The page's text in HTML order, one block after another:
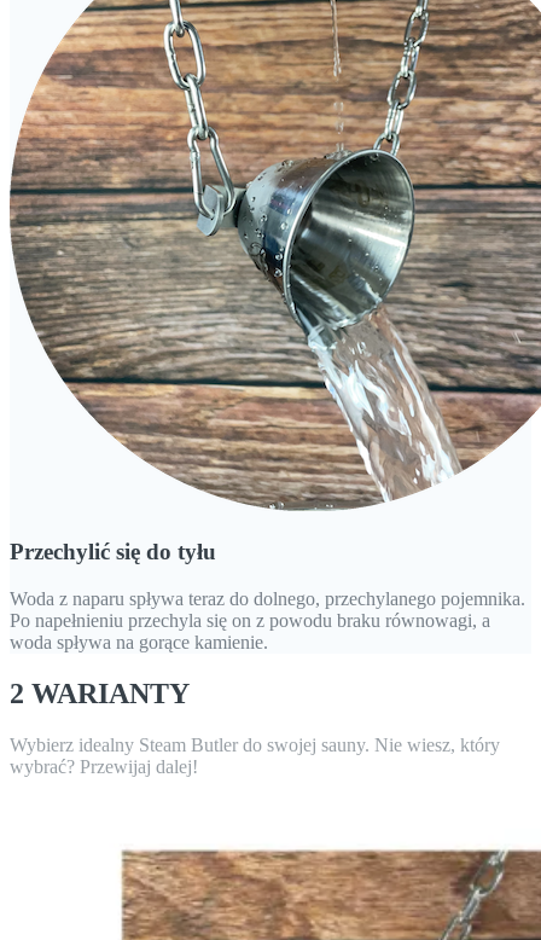
Przechylić się do tyłu
Woda z naparu spływa teraz do dolnego, przechylanego pojemnika.
Po napełnieniu przechyla się on z powodu braku równowagi, a
woda spływa na gorące kamienie.
2 WARIANTY
Wybierz idealny Steam Butler do swojej sauny. Nie wiesz, który
wybrać? Przewijaj dalej!